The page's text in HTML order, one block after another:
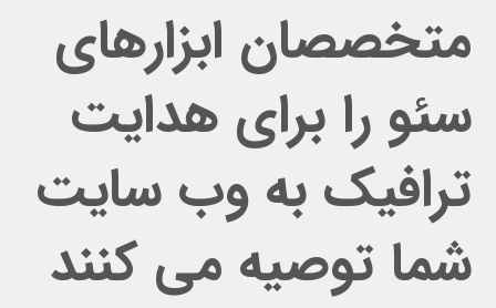
متخصصان ابزارهای
سئو را برای هدایت
ترافیک به وب سایت
شما توصیه می کنند